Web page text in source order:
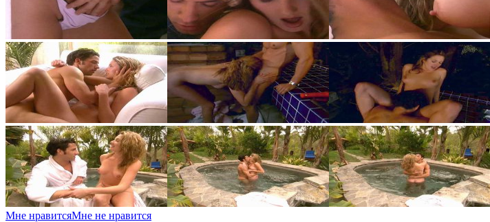
Мне нравитсяМне не нравится